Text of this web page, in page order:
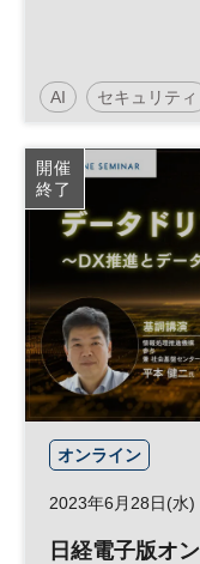
AI セキュリティ
働き方改革 ク
開催
終了
オンライン
2023年6月28日(水
日経電子版オ